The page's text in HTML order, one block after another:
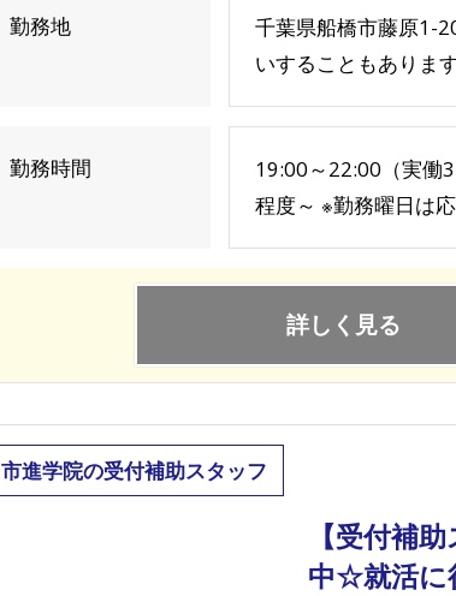
勤務地
千葉県船橋市藤原1-
いすることもあります
勤務時間
19:00～22:00（実働
程度～ ※勤務曜日
詳しく見る
市進学院の受付補助スタッフ
【受付補
中☆就活に